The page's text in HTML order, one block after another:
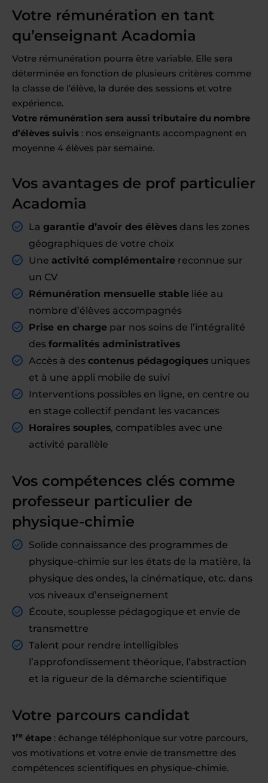
Votre rémunération en tant
qu’enseignant Acadomia
Votre rémunération pourra être variable. Elle sera
déterminée en fonction de plusieurs critères comme
la classe de l’élève, la durée des sessions et votre
expérience.
Votre rémunération sera aussi tributaire du nombre
d’élèves suivis : nos enseignants accompagnent en
moyenne 4 élèves par semaine.
Vos avantages de prof particulier
Acadomia
La garantie d’avoir des élèves dans les zones
géographiques de votre choix
Une activité complémentaire reconnue sur
un CV
Rémunération mensuelle stable liée au
nombre d’élèves accompagnés
Prise en charge par nos soins de l’intégralité
des formalités administratives
Accès à des contenus pédagogiques uniques
et à une appli mobile de suivi
Interventions possibles en ligne, en centre ou
en stage collectif pendant les vacances
Horaires souples, compatibles avec une
activité parallèle
Vos compétences clés comme
professeur particulier de
physique-chimie
Solide connaissance des programmes de
physique-chimie sur les états de la matière, la
physique des ondes, la cinématique, etc. dans
vos niveaux d’enseignement
Écoute, souplesse pédagogique et envie de
transmettre
Talent pour rendre intelligibles
l’approfondissement théorique, l’abstraction
et la rigueur de la démarche scientifique
Votre parcours candidat
1re étape : échange téléphonique sur votre parcours,
vos motivations et votre envie de transmettre des
compétences scientifiques en physique-chimie.